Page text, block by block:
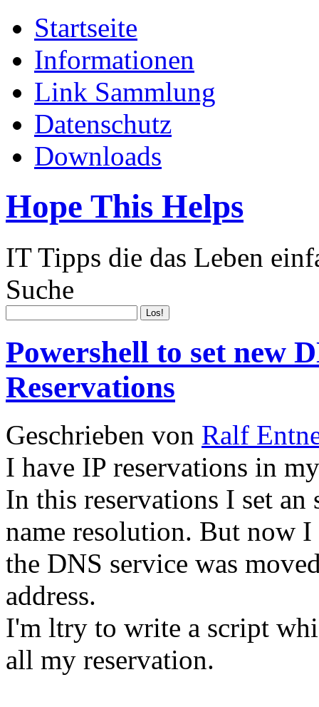
Startseite
Informationen
Link Sammlung
Datenschutz
Downloads
Hope This Helps
IT Tipps die das Leben
Suche
Powershell to set new
Reservations
Geschrieben von Ralf
I have IP reservations in
In this reservations I set
name resolution. But now I
the DNS service was
address.
I'm ltry to write a script
all my reservation.